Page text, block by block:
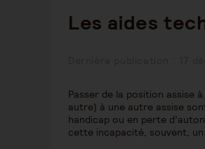
Les aides
Passer de la position assise
autre) à une autre assise
handicap ou en perte
cette incapacité, souvent,